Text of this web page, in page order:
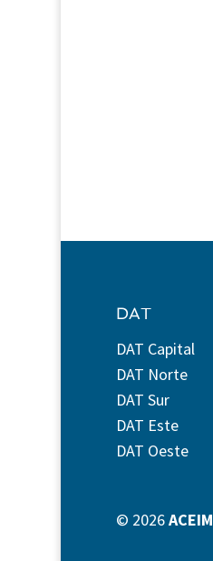
DAT
DAT Capital
DAT Norte
DAT Sur
DAT Este
DAT Oeste
© 2026ACEIM